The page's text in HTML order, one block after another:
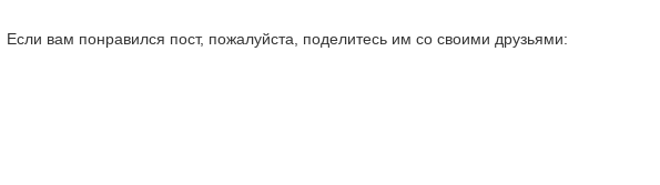
Если вам понравился пост, пожалуйста, поделитесь им со своими друзьями: